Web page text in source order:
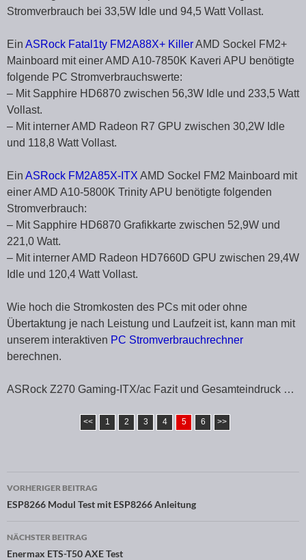
Stromverbrauch bei 33,5W Idle und 94,5 Watt Vollast.
Ein ASRock Fatal1ty FM2A88X+ KillerAMD Sockel FM2+
Mainboard mit einer AMD A10-7850K Kaveri APU benötigte
folgende PC Stromverbrauchswerte:
– Mit Sapphire HD6870 zwischen 56,3W Idle und 233,5 Watt
Vollast.
– Mit interner AMD Radeon R7 GPU zwischen 30,2W Idle
und 118,8 Watt Vollast.
Ein ASRock FM2A85X-ITX AMD Sockel FM2 Mainboard mit
einer AMD A10-5800K Trinity APU benötigte folgenden
Stromverbrauch:
– Mit Sapphire HD6870 Grafikkarte zwischen 52,9W und
221,0 Watt.
– Mit interner AMD Radeon HD7660D GPU zwischen 29,4W
Idle und 120,4 Watt Vollast.
Wie hoch die Stromkosten des PCs mit oder ohne
Übertaktung je nach Leistung und Laufzeit ist, kann man mit
unserem interaktiven PC Stromverbrauchrechner
berechnen.
ASRock Z270 Gaming-ITX/ac Fazit und Gesamteindruck …
<< 1 2 3 4 5 6 >>
Beitragsnavigation
VORHERIGER BEITRAG
ESP8266 Modul Test mit ESP8266 Anleitung
NÄCHSTER BEITRAG
Enermax ETS-T50 AXE Test